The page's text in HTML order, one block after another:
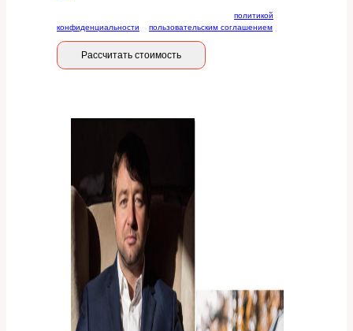
политикой
конфиденциальности
пользовательским соглашением
Рассчитать стоимость